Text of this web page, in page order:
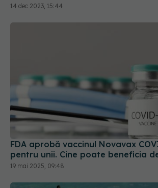
14 dec 2023, 15:44
FDA aprobă vaccinul Novavax
pentru unii. Cine poate beneficia
19 mai 2025, 09:48